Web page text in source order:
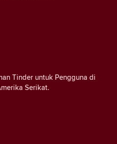
Tinder untuk Pengguna di
Serikat.